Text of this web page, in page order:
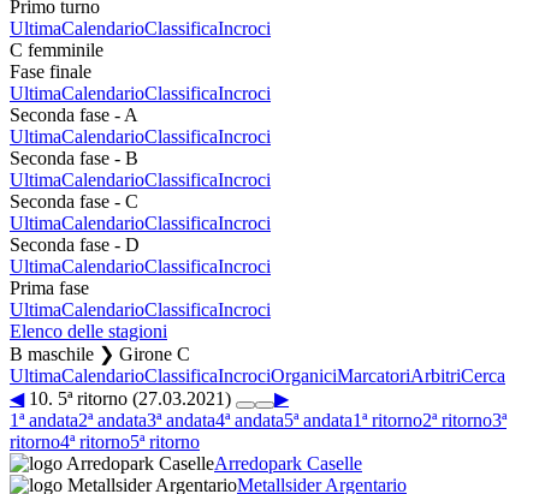
Primo turno
UltimaCalendarioClassificaIncroci
C femminile
Fase finale
UltimaCalendarioClassificaIncroci
Seconda fase - A
UltimaCalendarioClassificaIncroci
Seconda fase - B
UltimaCalendarioClassificaIncroci
Seconda fase - C
UltimaCalendarioClassificaIncroci
Seconda fase - D
UltimaCalendarioClassificaIncroci
Prima fase
UltimaCalendarioClassificaIncroci
Elenco delle stagioni
B maschile ❯ Girone C
UltimaCalendarioClassificaIncrociOrganiciMarcatoriArbitriCerca
◀10. 5ª ritorno (27.03.2021)
▶
1ª andata2ª andata3ª andata4ª andata5ª andata1ª ritorno2ª ritorno3ª
ritorno4ª ritorno5ª ritorno
Arredopark Caselle
Metallsider Argentario